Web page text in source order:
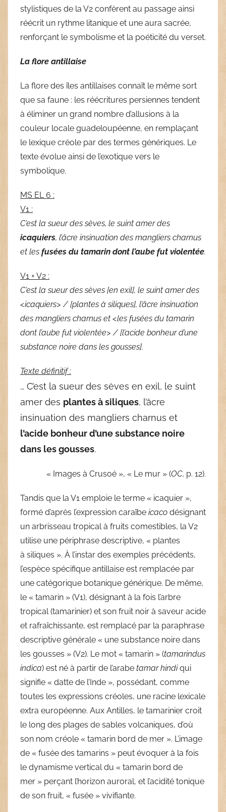
stylistiques de la V2 confèrent au passage ainsi
réécrit un rythme litanique et une aura sacrée,
renforçant le symbolisme et la poéticité du verset.
La flore antillaise
La flore des îles antillaises connaît le même sort
que sa faune : les réécritures persiennes tendent
à éliminer un grand nombre d’allusions à la
couleur locale guadeloupéenne, en remplaçant
le lexique créole par des termes génériques. Le
texte évolue ainsi de l’exotique vers le
symbolique.
MS EL 6 :
V1 :
C’est la sueur des sèves, le suint amer des
icaquiers, l’âcre insinuation des mangliers charnus
et les fusées du tamarin dont l’aube fut violentée.
V1 + V2 :
C’est la sueur des sèves [en exil], le suint amer des
<icaquiers> / [plantes à siliques], l’âcre insinuation
des mangliers charnus et <les fusées du tamarin
dont l’aube fut violentée> / [l’acide bonheur d’une
substance noire dans les gousses].
Texte définitif :
… C’est la sueur des sèves en exil, le suint
amer des plantes à siliques, l’âcre
insinuation des mangliers charnus et
l’acide bonheur d’une substance noire
dans les gousses.
« Images à Crusoé », « Le mur » (OC, p. 12).
Tandis que la V1 emploie le terme « icaquier »,
formé d’après l’expression caraïbe icaco désignant
un arbrisseau tropical à fruits comestibles, la V2
utilise une périphrase descriptive, « plantes
à siliques ». À l’instar des exemples précédents,
l’espèce spécifique antillaise est remplacée par
une catégorique botanique générique. De même,
le « tamarin » (V1), désignant à la fois l’arbre
tropical (tamarinier) et son fruit noir à saveur acide
et rafraîchissante, est remplacé par la paraphrase
descriptive générale « une substance noire dans
les gousses » (V2). Le mot « tamarin » (tamarindus
indica) est né à partir de l’arabe tamar hindiqui
signifie « datte de l’Inde », possédant, comme
toutes les expressions créoles, une racine lexicale
extra européenne. Aux Antilles, le tamarinier croit
le long des plages de sables volcaniques, d’où
son nom créole « tamarin bord de mer ». L’image
de « fusée des tamarins » peut évoquer à la fois
le dynamisme vertical du « tamarin bord de
mer » perçant l’horizon auroral, et l’acidité tonique
de son fruit, « fusée » vivifiante.